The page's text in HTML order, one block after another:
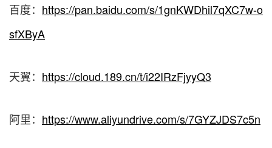
百度： https://pan.baidu.com/s/1gnKWDhil7qXC7w-o
sfXByA
天翼： https://cloud.189.cn/t/i22IRzFjyyQ3
阿里： https://www.aliyundrive.com/s/7GYZJDS7c5n